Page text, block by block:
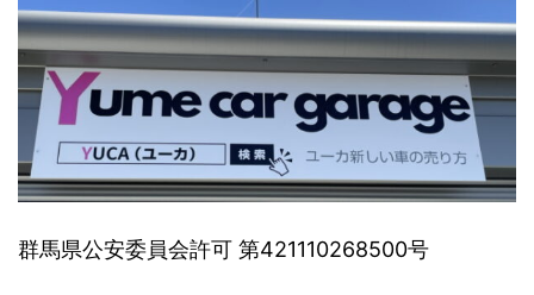
群馬県公安委員会許可 第421110268500号